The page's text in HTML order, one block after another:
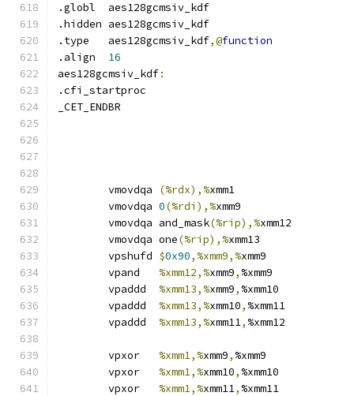
.globl	aes128gcmsiv_kdf
.hidden aes128gcmsiv_kdf
.type	aes128gcmsiv_kdf,@function
16
aes128gcmsiv_kdf:
_CET_ENDBR
(%rdx),%xmm1
0(%rdi),%xmm9
	vmovdqa	and_mask
(%rip),%xmm12
	vmovdqa	one
(%rip),%xmm13
$0x90,%xmm9,%xmm9
%xmm12,%xmm9, %xmm9
%xmm13,%xmm9, %xmm10
%xmm13,%xmm10, %xmm11
%xmm13,%xmm11, %xmm12
%xmm1,%xmm9, %xmm9
%xmm1,%xmm10, %xmm10
%xmm1,%xmm11, %xmm11